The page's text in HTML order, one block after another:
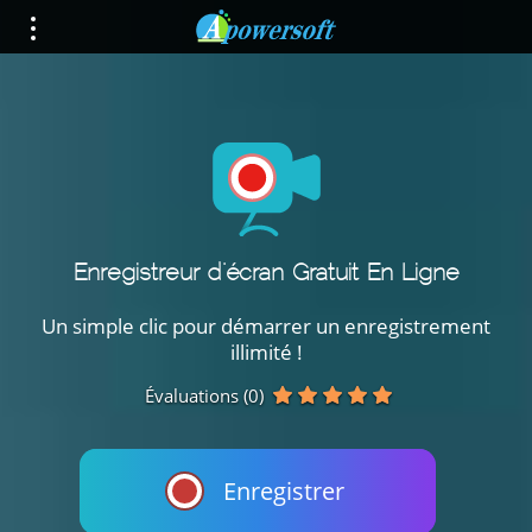
Enregistreur d'écran Gratuit En Ligne
Un simple clic pour démarrer un enregistrement
illimité !
Évaluations (0)
Enregistrer